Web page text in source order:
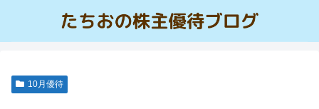
10月優待